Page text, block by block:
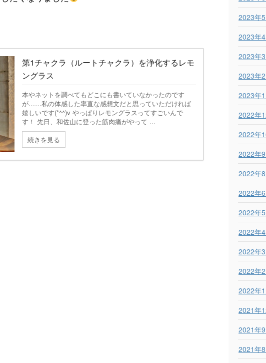
第1チャクラ（ルートチャクラ）を浄化するレモ
ングラス
本やネットを調べてもどこにも書いていなかったのです
が……私の体感した率直な感想文だと思っていただければ
嬉しいです(*^^)v やっぱりレモングラスってすごいんで
す！ 先日、和佐山に登った筋肉痛がやって ...
続きを見る
2023年5
2023年4
2023年3
2023年2
2023年1
2022年
2022年
2022年9
2022年8
2022年6
2022年5
2022年4
2022年3
2022年2
2022年1
2021年
2021年9
2021年8